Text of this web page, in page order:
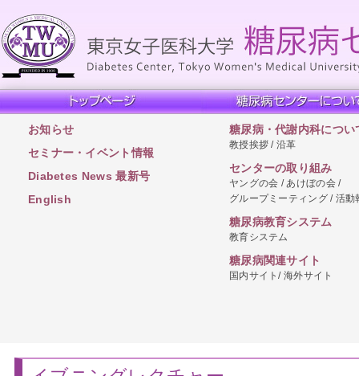
お知らせ
セミナー・イベント情報
Diabetes News 最新号
English
糖尿病・代謝内科につい
教授挨拶 / 沿革
センターの取り組み
ヤングの会 / あけぼの会 /
グループミーティング / 活動
糖尿病教育システム
教育システム
糖尿病関連サイト
国内サイト/ 海外サイト